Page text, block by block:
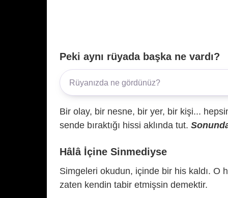
Peki aynı rüyada başka ne vardı?
Bir olay, bir nesne, bir yer, bir kişi...
sende bıraktığı hissi aklında tut.
Hâlâ İçine Sinmediyse
Simgeleri okudun, içinde bir his kaldı. O
zaten kendin tabir etmişsin demektir.